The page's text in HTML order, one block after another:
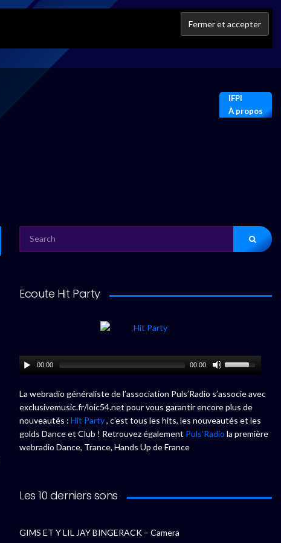
IFPI
À propos
FOR:
Ecoute Hit Party
00:00 00:00
La webradio généraliste de l’association Puls’Radio s’associe avec
exclusivemusic.fr/loic54.net pour vous garantir encore plus de
nouveautés : Hit Party, c’est tous les hits, les nouveautés et les
golds Dance et Club ! Retrouvez également Puls’Radio la première
webradio Dance, Trance, Hands Up de France
Les 10 derniers sons
GIMS ET Y LIL JAY BINGERACK – Camera